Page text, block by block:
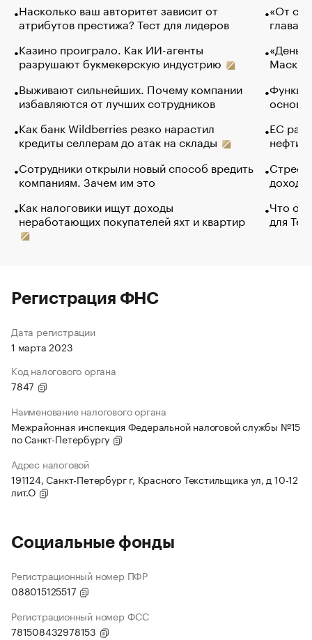
Насколько ваш авторитет зависит от
атрибутов престижа? Тест для лидеров
Казино проиграло. Как ИИ-агенты
разрушают букмекерскую индустрию
Выживают сильнейших. Почему компании
избавляются от лучших сотрудников
Как банк Wildberries резко нарастил
кредиты селлерам до атак на склады
Сотрудники открыли новый способ вредить
компаниям. Зачем им это
Как налоговики ищут доходы
неработающих покупателей яхт и квартир
«От
глава
Маск в
основ
ЕС
нефти
Что
для
Регистрация ФНС
Дата регистрации
1 марта 2023
Код налогового органа
7847
Наименование налогового органа
Межрайонная инспекция Федеральной налоговой службы №15
по Санкт-Петербургу
Адрес налоговой
191124, Санкт-Петербург г, Красного Текстильщика ул, д 10-12
лит.О
Социальные фонды
Регистрационный номер ПФР
088015125517
Регистрационный номер ФСС
781508432978153